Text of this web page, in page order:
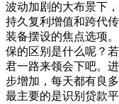
波动加剧的大布景下
持久复利增值和跨代
装备摆设的焦点选项
保的区别是什么呢？
君一路来领会下吧。
步增加，每天都有良
最主要的是识别贷款